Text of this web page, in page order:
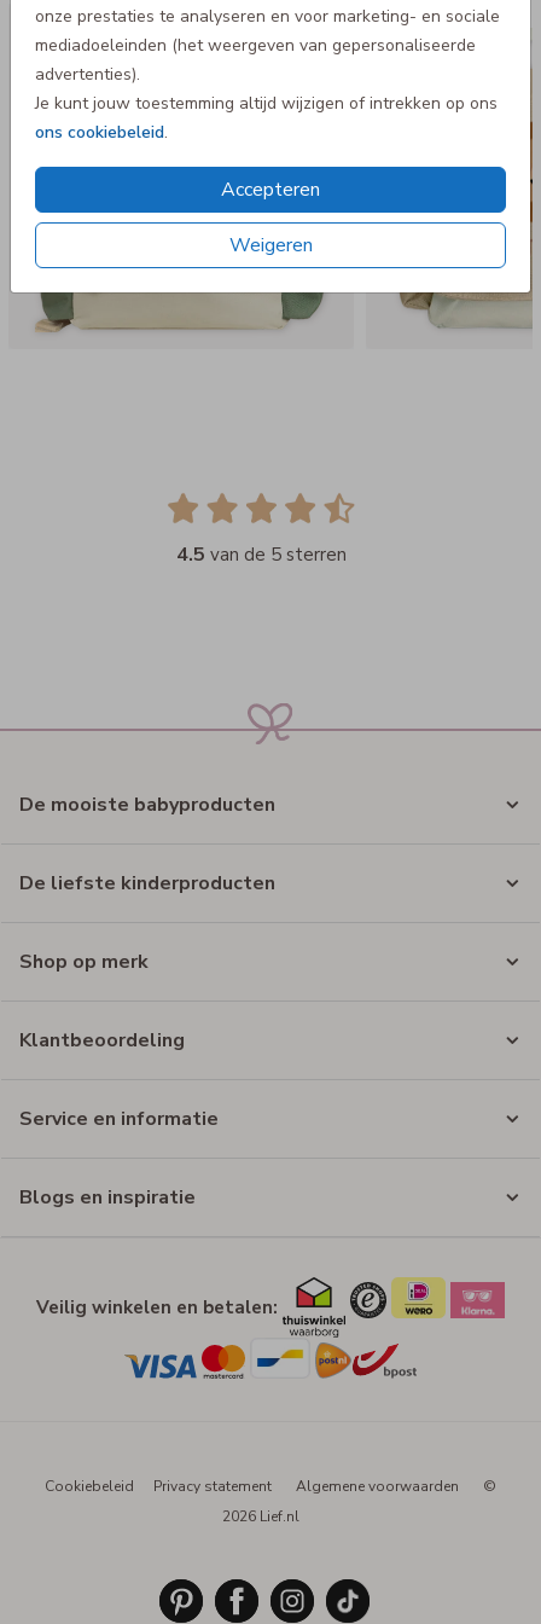
onze prestaties te analyseren en voor marketing- en sociale
mediadoeleinden (het weergeven van gepersonaliseerde
advertenties).
Je kunt jouw toestemming altijd wijzigen of intrekken op ons
ons cookiebeleid.
Accepteren
Weigeren
- Niet geschikt voor in de wasmachine
Rugtas Adventure Rugtas
4.5 van de 5 sterren
De mooiste babyproducten
De liefste kinderproducten
Shop op merk
Klantbeoordeling
Service en informatie
Blogs en inspiratie
Veilig winkelen en betalen:
Cookiebeleid Privacy statement Algemene voorwaarden
©
2026 Lief.nl